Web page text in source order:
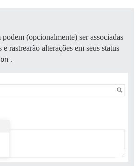
(opcionalmente) ser associadas
rastrearão alterações em seus status
.